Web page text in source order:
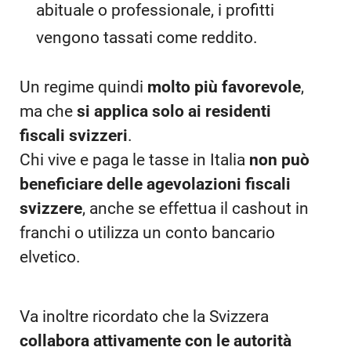
abituale o professionale, i profitti
vengono tassati come reddito.
Un regime quindi molto più favorevole,
ma che si applica solo ai residenti
fiscali svizzeri.
Chi vive e paga le tasse in Italia non può
beneficiare delle agevolazioni fiscali
svizzere, anche se effettua il cashout in
franchi o utilizza un conto bancario
elvetico.
Va inoltre ricordato che la Svizzera
collabora attivamente con le autorità